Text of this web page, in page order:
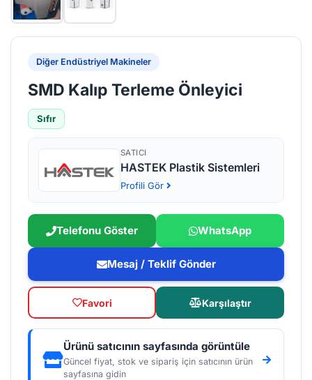
Diğer Endüstriyel Makineler
SMD Kalıp Terleme Önleyici
Sıfır
SATICI
HASTEK Plastik Sistemleri
Profili Gör
Telefonu Göster WhatsApp
Mesaj / Teklif Gönder
Favori Karşılaştır
Ürünü satıcının sayfasında görüntüle
Güncel fiyat, stok ve sipariş için satıcının ürün
sayfasına gidin